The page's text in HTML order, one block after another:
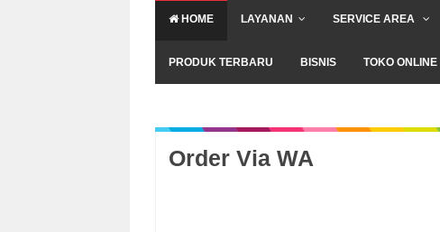
HOME LAYANAN SERVICE AREA
PRODUK TERBARU BISNIS TOKO ONLINE
Order Via WA